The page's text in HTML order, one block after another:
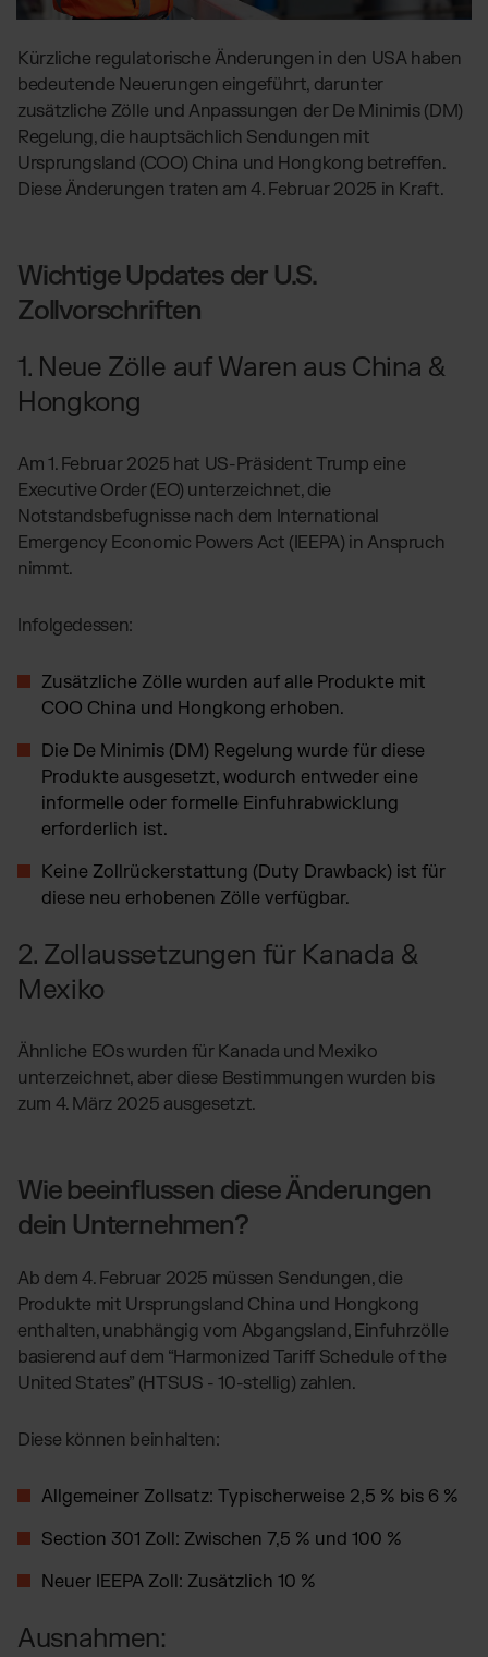
Transport
BRANCHENLÖSUNGEN:
Beauty & Kosmetik
Schmuck & Luxusprodukte
Elektronikprodukte
Parfums & Düfte
Amazon Fulfillment - FBM
TikTok Fulfillment
WooCommerce Fulfillment
Otto Fulfillment
Shopware Fulfillment
PrestaShop Fulfillment
Strato Fulfillment
Globales Fulfillment Netzwerk
Wähle deine passende Lösung
Fulfillment Preisliste
Unsere Standard-Preisliste als Download
Beiträge, Case Studies, News
Case Studies
Wie Kunden mit uns wachsen
Downloads
E-Books, Guides & Preislisten
FAQ
Alle Antworten zu unseren Services
Kontakt DE
Kürzliche regulatorische Änderungen in den USA haben
bedeutende Neuerungen eingeführt, darunter
zusätzliche Zölle und Anpassungen der De Minimis (DM)
Regelung, die hauptsächlich Sendungen mit
Ursprungsland (COO) China und Hongkong betreffen.
Diese Änderungen traten am 4. Februar 2025 in Kraft.
Wichtige Updates der U.S.
Zollvorschriften
1. Neue Zölle auf Waren aus China &
Hongkong
Am 1. Februar 2025 hat US-Präsident Trump eine
Executive Order (EO) unterzeichnet, die
Notstandsbefugnisse nach dem International
Emergency Economic Powers Act (IEEPA) in Anspruch
nimmt.
Infolgedessen:
Zusätzliche Zölle wurden auf alle Produkte mit
COO China und Hongkong erhoben.
Die De Minimis (DM) Regelung wurde für diese
Produkte ausgesetzt, wodurch entweder eine
informelle oder formelle Einfuhrabwicklung
erforderlich ist.
Keine Zollrückerstattung (Duty Drawback) ist für
diese neu erhobenen Zölle verfügbar.
2. Zollaussetzungen für Kanada &
Mexiko
Ähnliche EOs wurden für Kanada und Mexiko
unterzeichnet, aber diese Bestimmungen wurden bis
zum 4. März 2025 ausgesetzt.
Wie beeinflussen diese Änderungen
dein Unternehmen?
Ab dem 4. Februar 2025 müssen Sendungen, die
Produkte mit Ursprungsland China und Hongkong
enthalten, unabhängig vom Abgangsland, Einfuhrzölle
basierend auf dem “Harmonized Tariff Schedule of the
United States” (HTSUS - 10-stellig) zahlen.
Diese können beinhalten:
Allgemeiner Zollsatz: Typischerweise 2,5 % bis 6 %
Section 301 Zoll: Zwischen 7,5 % und 100 %
Neuer IEEPA Zoll: Zusätzlich 10 %
Ausnahmen: